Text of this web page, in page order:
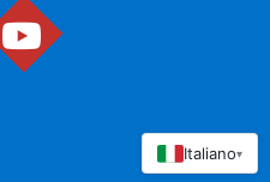
Italiano▾